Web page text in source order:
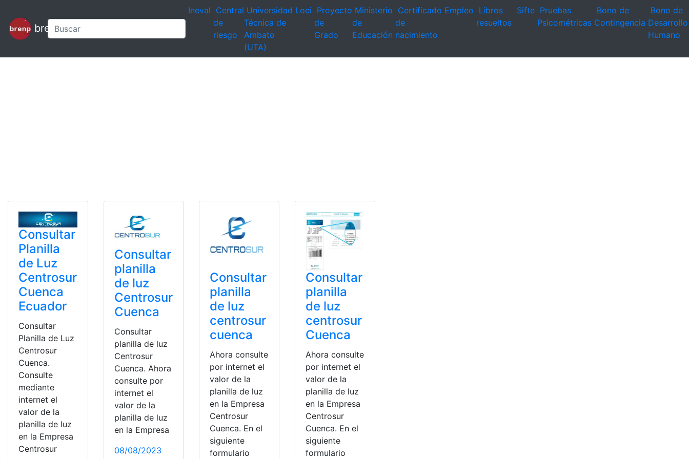
brenp
Ineval Central
de
riesgo
Universidad
Técnica de
Ambato
(UTA)
Loei Proyecto
de
Grado
Ministerio
de
Educación
Certificado
de
nacimiento
Empleo Libros
resueltos
Sifte Pruebas
Psicométricas
Bono de
Contingencia
Bono de
Desarrollo
Humano
Consultar
Planilla
de Luz
Centrosur
Cuenca
Ecuador
Consultar
Planilla de Luz
Centrosur
Cuenca.
Consulte
mediante
internet el
valor de la
planilla de luz
en la Empresa
Centrosur
Consultar
planilla
de luz
Centrosur
Cuenca
Consultar
planilla de luz
Centrosur
Cuenca. Ahora
consulte por
internet el
valor de la
planilla de luz
en la Empresa
08/08/2023
Consultar
planilla
de luz
centrosur
cuenca
Ahora consulte
por internet el
valor de la
planilla de luz
en la Empresa
Centrosur
Cuenca. En el
siguiente
formulario
Consultar
planilla
de luz
centrosur
Cuenca
Ahora consulte
por internet el
valor de la
planilla de luz
en la Empresa
Centrosur
Cuenca. En el
siguiente
formulario